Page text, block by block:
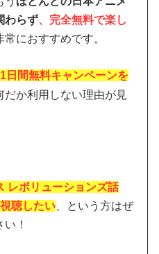
わらず、完全無料で楽し
常におすすめです。
日間無料キャンペーンを
だか利用しない理由が見
レボリューションズ話
聴したい 、という方はぜ
！